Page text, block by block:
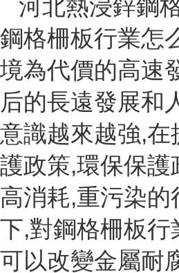
河北熱浸鋅鋼
鋼格柵板行業怎
境為代價的高速
后的長遠發展和
意識越來越強,
護政策,環保保
高消耗,重污染
下,對鋼格柵板
可以改變金屬耐